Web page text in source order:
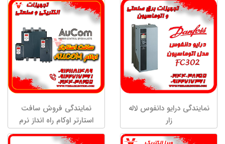
نمایندگی درایو دانفوس لاله
زار
نمایندگی فروش سافت
استارتر اوکام راه انداز نرم
اوکام مدل EMX4i – EMX3